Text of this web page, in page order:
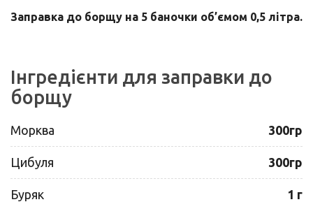
Заправка до борщу на 5 баночки об’ємом 0,5 літра.
Інгредієнти для заправки до
борщу
Морква 300гр
Цибуля 300гр
Буряк 1 г